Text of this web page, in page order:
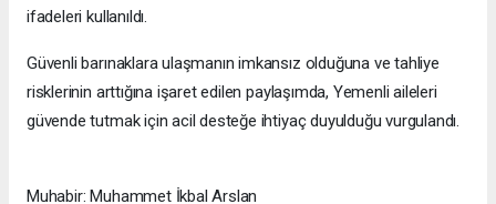
ifadeleri kullanıldı.
Güvenli barınaklara ulaşmanın imkansız olduğuna ve tahliye
risklerinin arttığına işaret edilen paylaşımda, Yemenli aileleri
güvende tutmak için acil desteğe ihtiyaç duyulduğu vurgulandı.
Muhabir: Muhammet İkbal Arslan